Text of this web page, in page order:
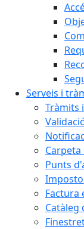
Serveis i
Tràmits
Carpeta
Punts
Factura
Catàleg